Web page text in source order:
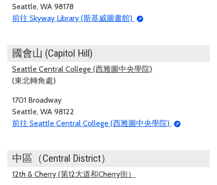
Seattle, WA 98178
前往 Skyway Library (斯基威圖書館)
國會山 (Capitol Hill)
Seattle Central College (西雅圖中央學院)
(東北轉角處)
1701 Broadway
Seattle, WA 98122
前往 Seattle Central College (西雅圖中央學院)
中區（Central District）
12th & Cherry (第12大道和Cherry街）